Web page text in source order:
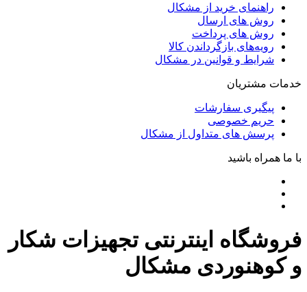
راهنمای خرید از مشکال
روش های ارسال
روش های پرداخت
رویه‌های بازگرداندن کالا
شرایط و قوانین در مشکال
خدمات مشتریان
پیگیری سفارشات
حریم خصوصی
پرسش های متداول از مشکال
با ما همراه باشید
فروشگاه اینترنتی تجهیزات شکار
و کوهنوردی مشکال